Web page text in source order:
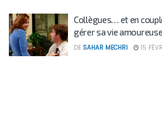
Collègues… et en
gérer sa vie
DE SAHAR MECHRI 15